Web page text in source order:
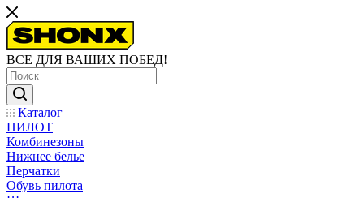
ВСЕ ДЛЯ ВАШИХ ПОБЕД!
Каталог
ПИЛОТ
Комбинезоны
Нижнее белье
Перчатки
Обувь пилота